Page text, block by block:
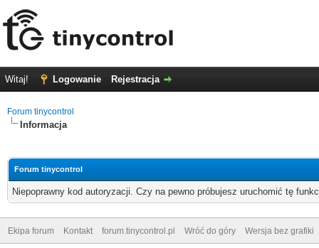
Witaj! Logowanie Rejestracja
Forum tinycontrol
Informacja
Forum tinycontrol
Niepoprawny kod autoryzacji. Czy na pewno próbujesz uruchomić tę
Ekipa forum Kontakt forum.tinycontrol.pl Wróć do góry Wersja bez grafiki